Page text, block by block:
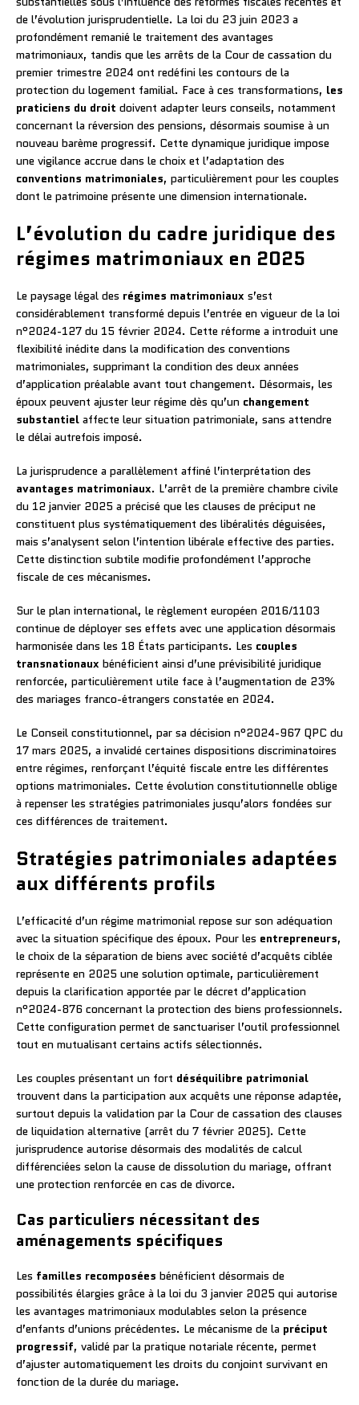
de l’évolution jurisprudentielle. La loi du 23 juin 2023 a
profondément remanié le traitement des avantages
matrimoniaux, tandis que les arrêts de la Cour de cassation du
premier trimestre 2024 ont redéfini les contours de la
protection du logement familial. Face à ces transformations, les
praticiens du droit doivent adapter leurs conseils, notamment
concernant la réversion des pensions, désormais soumise à un
nouveau barème progressif. Cette dynamique juridique impose
une vigilance accrue dans le choix et l’adaptation des
conventions matrimoniales, particulièrement pour les couples
dont le patrimoine présente une dimension internationale.
L’évolution du cadre juridique des
régimes matrimoniaux en 2025
Le paysage légal des régimes matrimoniaux s’est
considérablement transformé depuis l’entrée en vigueur de la loi
n°2024-127 du 15 février 2024. Cette réforme a introduit une
flexibilité inédite dans la modification des conventions
matrimoniales, supprimant la condition des deux années
d’application préalable avant tout changement. Désormais, les
époux peuvent ajuster leur régime dès qu’un changement
substantiel affecte leur situation patrimoniale, sans attendre
le délai autrefois imposé.
La jurisprudence a parallèlement affiné l’interprétation des
avantages matrimoniaux. L’arrêt de la première chambre civile
du 12 janvier 2025 a précisé que les clauses de préciput ne
constituent plus systématiquement des libéralités déguisées,
mais s’analysent selon l’intention libérale effective des parties.
Cette distinction subtile modifie profondément l’approche
fiscale de ces mécanismes.
Sur le plan international, le règlement européen 2016/1103
continue de déployer ses effets avec une application désormais
harmonisée dans les 18 États participants. Les couples
transnationaux bénéficient ainsi d’une prévisibilité juridique
renforcée, particulièrement utile face à l’augmentation de 23%
des mariages franco-étrangers constatée en 2024.
Le Conseil constitutionnel, par sa décision n°2024-967 QPC du
17 mars 2025, a invalidé certaines dispositions discriminatoires
entre régimes, renforçant l’équité fiscale entre les différentes
options matrimoniales. Cette évolution constitutionnelle oblige
à repenser les stratégies patrimoniales jusqu’alors fondées sur
ces différences de traitement.
Stratégies patrimoniales adaptées
aux différents profils
L’efficacité d’un régime matrimonial repose sur son adéquation
avec la situation spécifique des époux. Pour les entrepreneurs,
le choix de la séparation de biens avec société d’acquêts ciblée
représente en 2025 une solution optimale, particulièrement
depuis la clarification apportée par le décret d’application
n°2024-876 concernant la protection des biens professionnels.
Cette configuration permet de sanctuariser l’outil professionnel
tout en mutualisant certains actifs sélectionnés.
Les couples présentant un fort déséquilibre patrimonial
trouvent dans la participation aux acquêts une réponse adaptée,
surtout depuis la validation par la Cour de cassation des clauses
de liquidation alternative (arrêt du 7 février 2025). Cette
jurisprudence autorise désormais des modalités de calcul
différenciées selon la cause de dissolution du mariage, offrant
une protection renforcée en cas de divorce.
Cas particuliers nécessitant des
aménagements spécifiques
Les familles recomposées bénéficient désormais de
possibilités élargies grâce à la loi du 3 janvier 2025 qui autorise
les avantages matrimoniaux modulables selon la présence
d’enfants d’unions précédentes. Le mécanisme de la préciput
progressif, validé par la pratique notariale récente, permet
d’ajuster automatiquement les droits du conjoint survivant en
fonction de la durée du mariage.